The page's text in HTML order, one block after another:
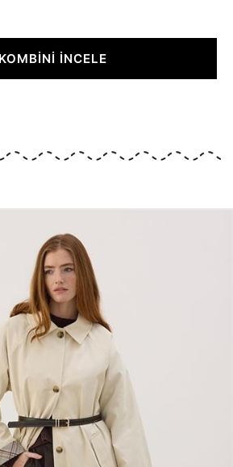
KOMBİNİ İNCELE